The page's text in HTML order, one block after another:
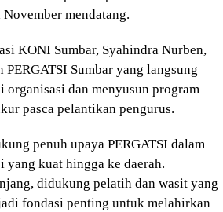
mendatang.
KONI Sumbar, Syahindra Nurben,
PERGATSI Sumbar yang langsung
organisasi dan menyusun program
pasca pelantikan pengurus.
penuh upaya PERGATSI dalam
yang kuat hingga ke daerah.
didukung pelatih dan wasit yang
fondasi penting untuk melahirkan